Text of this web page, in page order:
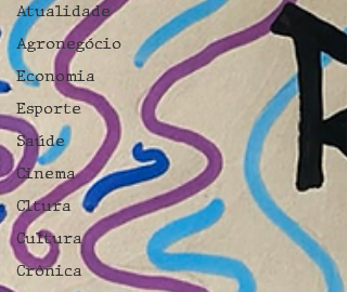
Atualidade
Agronegócio
Economia
Esporte
Saúde
Cinema
Cltura
Cultura
Crônica